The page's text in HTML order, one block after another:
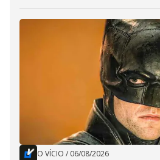
O VÍCIO / 06/08/2026